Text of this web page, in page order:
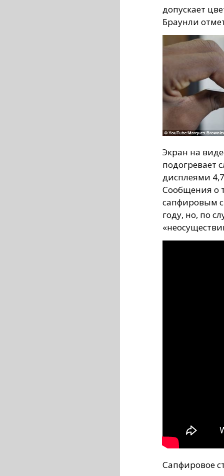
допускает
Браунли
Экран на
подогревает
дисплеями
Сообщения о
сапфировым
году, но, по
Сапфировое